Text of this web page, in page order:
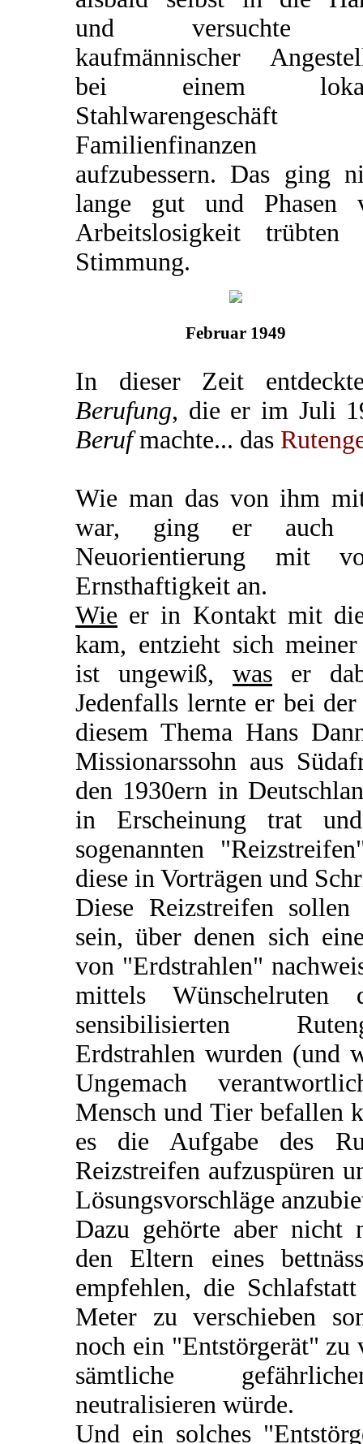
und versuchte
kaufmännischer
bei einem
Stahlwarengeschäft
Familienfinanzen
aufzubessern. Das ging
lange gut und Phasen
Arbeitslosigkeit trübten
Stimmung.
Februar 1949
In dieser Zeit
Berufung, die er im Juli
Berufmachte... das
Wie man das von ihm
war, ging er auch
Neuorientierung mit
Ernsthaftigkeit an.
Wie er in Kontakt mit
kam, entzieht sich
ist ungewiß, was er
Jedenfalls lernte er bei
diesem Thema Hans
Missionarssohn aus
den 1930ern in
in Erscheinung trat
sogenannten
diese in Vorträgen und
Diese Reizstreifen
sein, über denen sich
von "Erdstrahlen"
mittels
sensibilisierten
Erdstrahlen wurden (und
Ungemach
Mensch und Tier befallen
es die Aufgabe des
Reizstreifen aufzuspüren
Lösungsvorschläge
Dazu gehörte aber nicht
den Eltern eines
empfehlen, die
Meter zu verschieben
noch ein "Entstörgerät" zu
sämtliche
neutralisieren würde.
Und ein solches